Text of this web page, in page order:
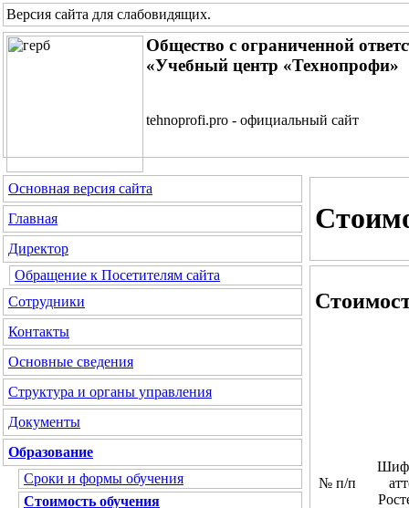
Версия сайта для слабовидящих.
Общество с ограниченной
«Учебный центр «Технопрофи»
tehnoprofi.pro - официальный сайт
Основная версия сайта
Главная
Директор
Обращение к Посетителям сайта
Сотрудники
Контакты
Основные сведения
Структура и органы управления
Документы
Образование
Сроки и формы обучения
Стоимость обучения
№ п/п